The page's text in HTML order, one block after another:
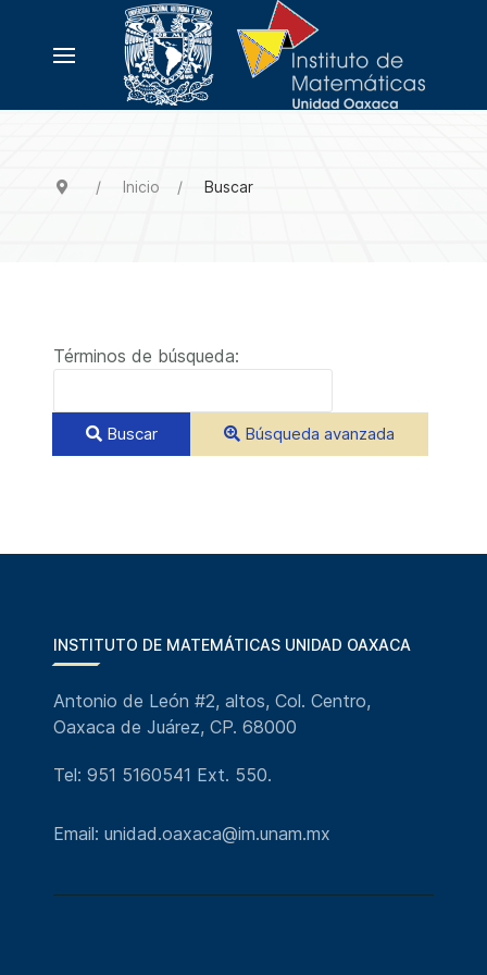
Inicio Buscar
Formulario de búsqueda
Términos de búsqueda:
Buscar Búsqueda avanzada
INSTITUTO DE MATEMÁTICAS UNIDAD OAXACA
Antonio de León #2, altos, Col. Centro,
Oaxaca de Juárez, CP. 68000
Tel: 951 5160541 Ext. 550.
Email: unidad.oaxaca@im.unam.mx